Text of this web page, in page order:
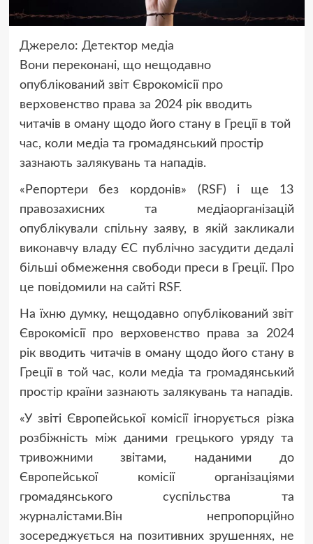
Джерело: Детектор медіа
Вони переконані, що нещодавно
опублікований звіт Єврокомісії про
верховенство права за 2024 рік вводить
читачів в оману щодо його стану в Греції в той
час, коли медіа та громадянський простір
зазнають залякувань та нападів.
«Репортери без кордонів» (RSF) і ще 13
правозахисних та медіаорганізацій
опублікували спільну заяву, в якій закликали
виконавчу владу ЄС публічно засудити дедалі
більші обмеження свободи преси в Греції. Про
це повідомили на сайті RSF.
На їхню думку, нещодавно опублікований звіт
Єврокомісії про верховенство права за 2024
рік вводить читачів в оману щодо його стану в
Греції в той час, коли медіа та громадянський
простір країни зазнають залякувань та нападів.
«У звіті Європейської комісії ігнорується різка
розбіжність між даними грецького уряду та
тривожними звітами, наданими до
Європейської комісії організаціями
громадянського суспільства та
журналістами.Він непропорційно
зосереджується на позитивних зрушеннях, не